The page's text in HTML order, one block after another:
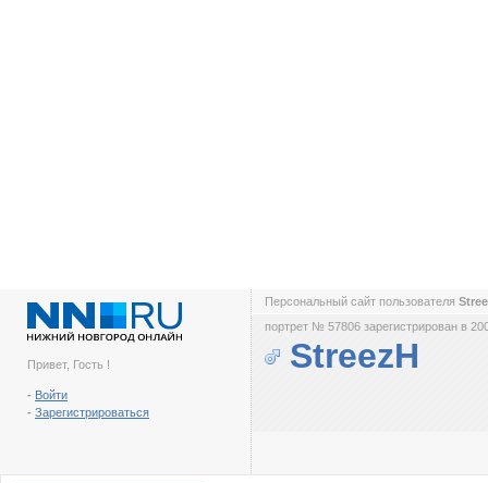
Привет, Гость !
- Войти
- Зарегистрироваться
Персональный сайт пользователя
портрет № 57806 зарегистрирован в
StreezH